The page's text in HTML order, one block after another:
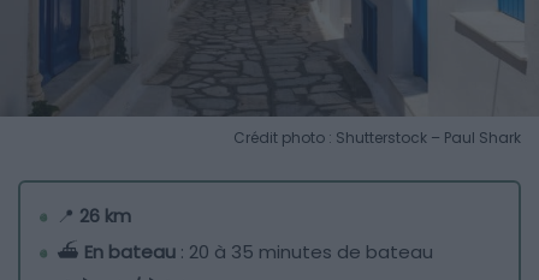
Crédit photo : Shutterstock – Paul Shark
📍 26 km
⛴️ En bateau : 20 à 35 minutes de bateau